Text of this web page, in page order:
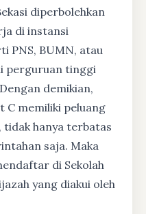
diperbolehkan
di instansi
PNS, BUMN, atau
perguruan tinggi
demikian,
C memiliki peluang
tidak hanya terbatas
saja. Maka
di Sekolah
yang diakui oleh